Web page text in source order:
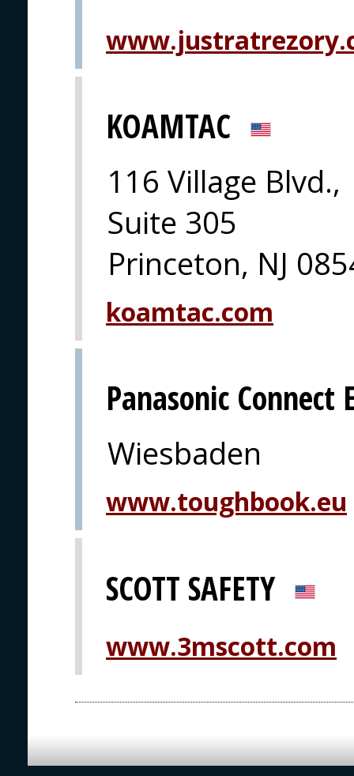
KOAMTAC
116 Village Blvd.,
Suite 305
Princeton, NJ
koamtac.com
Panasonic Connect
Wiesbaden
www.toughbook.eu
SCOTT SAFETY
www.3mscott.com